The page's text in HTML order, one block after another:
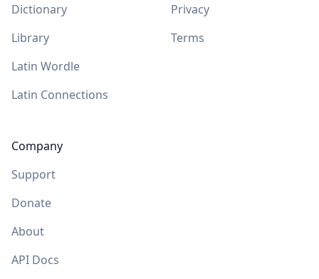
Dictionary
Library
Latin Wordle
Latin Connections
Company
Support
Donate
About
API Docs
Privacy
Terms